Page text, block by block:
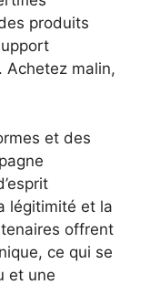
produits
Achetez malin,
et des
légitimité et la
offrent
ce qui se
et une